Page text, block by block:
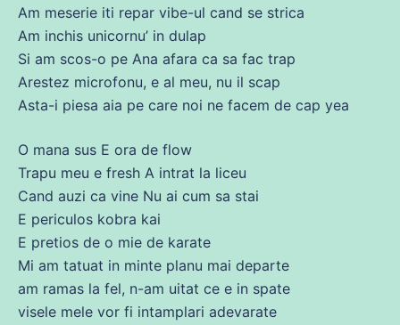
Am meserie iti repar vibe-ul cand se strica
Am inchis unicornu’ in dulap
Si am scos-o pe Ana afara ca sa fac trap
Arestez microfonu, e al meu, nu il scap
Asta-i piesa aia pe care noi ne facem de cap yea
O mana sus E ora de flow
Trapu meu e fresh A intrat la liceu
Cand auzi ca vine Nu ai cum sa stai
E periculos kobra kai
E pretios de o mie de karate
Mi am tatuat in minte planu mai departe
am ramas la fel, n-am uitat ce e in spate
visele mele vor fi intamplari adevarate